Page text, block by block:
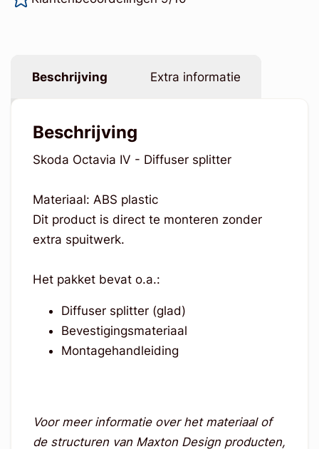
Beschrijving Extra informatie
Beschrijving
Skoda Octavia IV - Diffuser splitter
Materiaal: ABS plastic
Dit product is direct te monteren zonder
extra spuitwerk.
Het pakket bevat o.a.:
Diffuser splitter (glad)
Bevestigingsmateriaal
Montagehandleiding
Voor meer informatie over het materiaal of
de structuren van Maxton Design producten,